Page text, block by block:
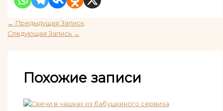
← Предыдущая Запись
Следующая Запись →
Похожие записи